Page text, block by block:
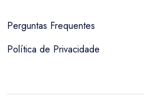
Perguntas Frequentes
Política de Privacidade